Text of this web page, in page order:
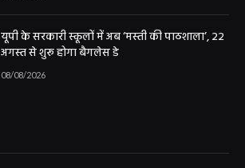
यूपी के सरकारी स्कूलों में अब ‘मस्ती की पाठशाला’, 22
अगस्त से शुरू होगा बैगलेस डे
08/08/2026